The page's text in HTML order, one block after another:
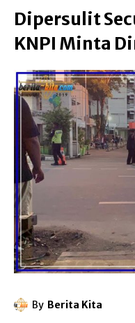
Dipersulit
KNPI Minta
By Berita Kita